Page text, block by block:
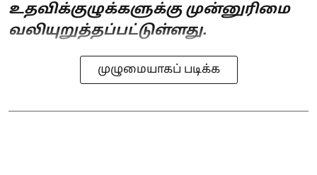
உதவிக்குழுக்களுக்கு முன்னுரிமை
வலியுறுத்தப்பட்டுள்ளது.
முழுமையாகப் படிக்க